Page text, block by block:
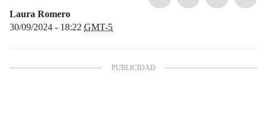
Laura Romero
30/09/2024 - 18:22 GMT-5